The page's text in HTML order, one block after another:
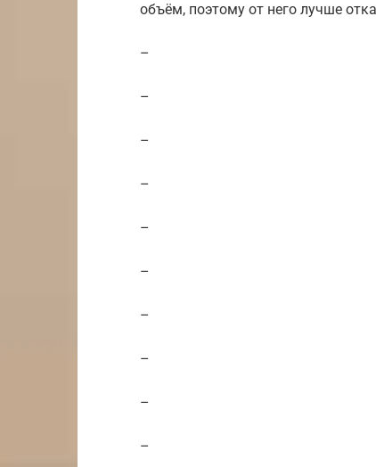
объём, поэтому от него лучше
–
–
–
–
–
–
–
–
–
–